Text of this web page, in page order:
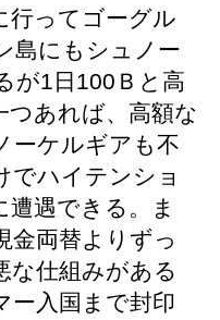
行ってゴーグル
島にもシュノー
が1日100Ｂと高
つあれば、高額な
ーケルギアも不
でハイテンショ
遇できる。ま
金両替よりずっ
な仕組みがある
ー入国まで封印